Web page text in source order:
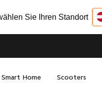
Sie Ihren Standort
Smart Home Scooters